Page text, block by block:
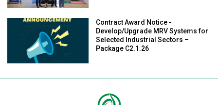
Contract Award Notice -
Develop/Upgrade MRV Systems for
Selected Industrial Sectors –
Package C2.1.26